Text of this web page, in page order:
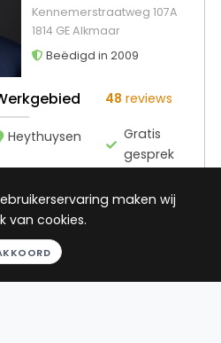
Kennemerstraatweg 107A
1814 GE Alkmaar
Beëdigd in 2009
Heythuysen
48 reviews
Gratis
gesprek
uur
mogelijk
maken wij
van cookies.